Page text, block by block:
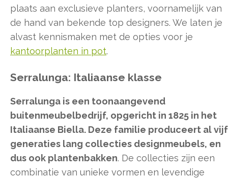
plaats aan exclusieve planters, voornamelijk van
de hand van bekende top designers. We laten je
alvast kennismaken met de opties voor je
kantoorplanten in pot.
Serralunga: Italiaanse klasse
Serralunga is een toonaangevend
buitenmeubelbedrijf, opgericht in 1825 in het
Italiaanse Biella. Deze familie produceert al vijf
generaties lang collecties designmeubels, en
dus ook plantenbakken. De collecties zijn een
combinatie van unieke vormen en levendige